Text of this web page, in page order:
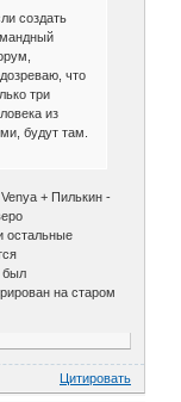
создать
что
три
из
будут там.
+ Пилькин -
остальные
был
на старом
Цитировать